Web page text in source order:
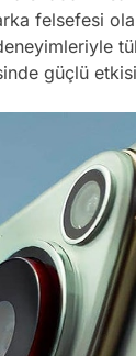
felsefesi
güçlü